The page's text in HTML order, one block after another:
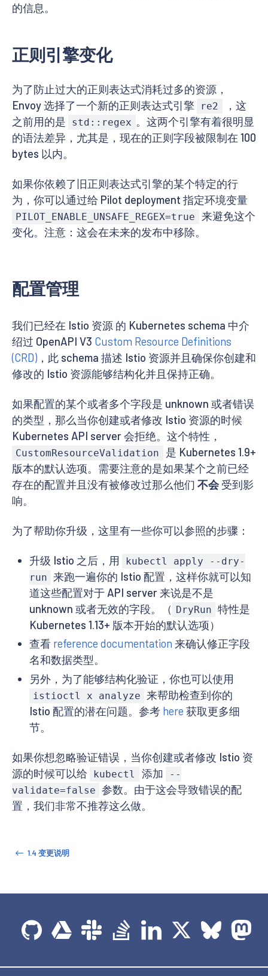
的信息。
正则引擎变化
为了防止过大的正则表达式消耗过多的资源，
Envoy 选择了一个新的正则表达式引擎
re2
，这
之前用的是
std::regex 。这两个引擎有着很明显
的语法差异，尤其是，现在的正则字段被限制在 100
bytes 以内。
如果你依赖了旧正则表达式引擎的某个特定的行
为，你可以通过给 Pilot deployment 指定环境变量
PILOT_ENABLE_UNSAFE_REGEX=true
来避免这个
变化。注意：这会在未来的发布中移除。
配置管理
我们已经在 Istio 资源 的 Kubernetes schema 中介
绍过 OpenAPI V3 Custom Resource Definitions
(CRD) ，此 schema 描述 Istio 资源并且确保你创建和
修改的 Istio 资源能够结构化并且保持正确。
如果配置的某个或者多个字段是 unknown 或者错误
的类型，那么当你创建或者修改 Istio 资源的时候
Kubernetes API server 会拒绝。这个特性，
CustomResourceValidation
是 Kubernetes 1.9+
版本的默认选项。需要注意的是如果某个之前已经
存在的配置并且没有被修改过那么他们 不会受到影
响。
为了帮助你升级，这里有一些你可以参照的步骤：
升级 Istio 之后，用
kubectl apply --dry-
run 来跑一遍你的 Istio 配置，这样你就可以知
道这些配置对于 API server 来说是不是
unknown 或者无效的字段。（ DryRun 特性是
Kubernetes 1.13+ 版本开始的默认选项）
查看 reference documentation 来确认修正字段
名和数据类型。
另外，为了能够结构化验证，你也可以使用
istioctl x analyze 来帮助检查到你的
Istio 配置的潜在问题。参考 here 获取更多细
节。
如果你想忽略验证错误，当你创建或者修改 Istio 资
源的时候可以给
kubectl 添加
--
validate=false 参数。由于这会导致错误的配
置，我们非常不推荐这么做。
1.4 变更说明